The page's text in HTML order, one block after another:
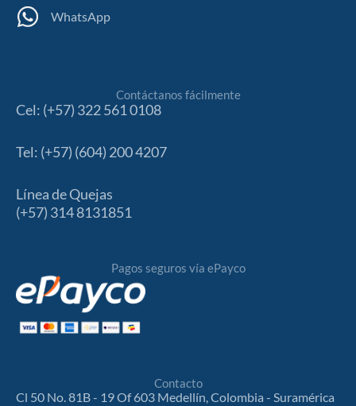
WhatsApp
Contáctanos fácilmente
Cel: (+57) 322 561 0108
Tel: (+57) (604) 200 4207
Línea de Quejas
(+57) 314 8131851
Pagos seguros vía ePayco
Contacto
Cl 50 No. 81B - 19 Of 603 Medellín, Colombia - Suramérica